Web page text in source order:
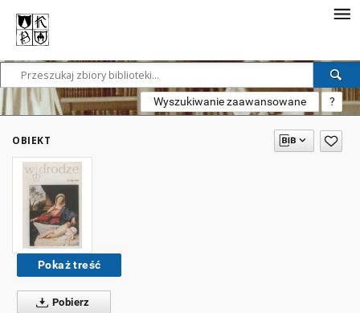
Wyszukiwanie zaawansowane ?
OBIEKT
Pokaż treść
Pobierz